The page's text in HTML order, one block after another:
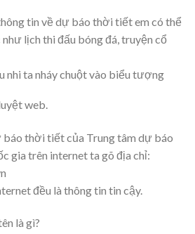
tin về dự báo thời tiết em có thể
lịch thi đấu bóng đá, truyện cổ
nhi ta nháy chuột vào biểu tượng
web.
báo thời tiết của Trung tâm dự báo
gia trên internet ta gõ địa chỉ:
đều là thông tin tin cậy.
là gì?